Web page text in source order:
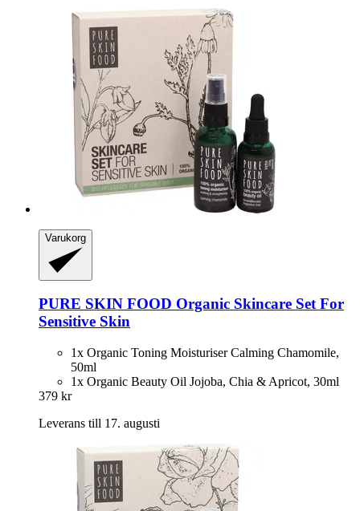
Varukorg
PURE SKIN FOOD Organic Skincare Set For
Sensitive Skin
1x Organic Toning Moisturiser Calming Chamomile,
50ml
1x Organic Beauty Oil Jojoba, Chia & Apricot, 30ml
379 kr
Leverans till 17. augusti